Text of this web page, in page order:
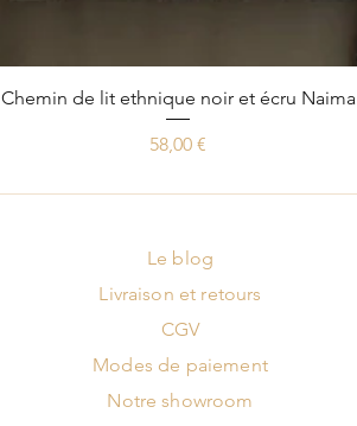
Aperçu rapide
Chemin de lit ethnique noir et écru Naima
Prix
58,00 €
Le blog
Livraison et retours
CGV
Modes de paiement
Notre showroom